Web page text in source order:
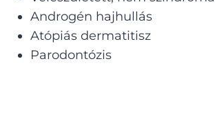
Androgén hajhullás
Atópiás dermatitisz
Parodontózis